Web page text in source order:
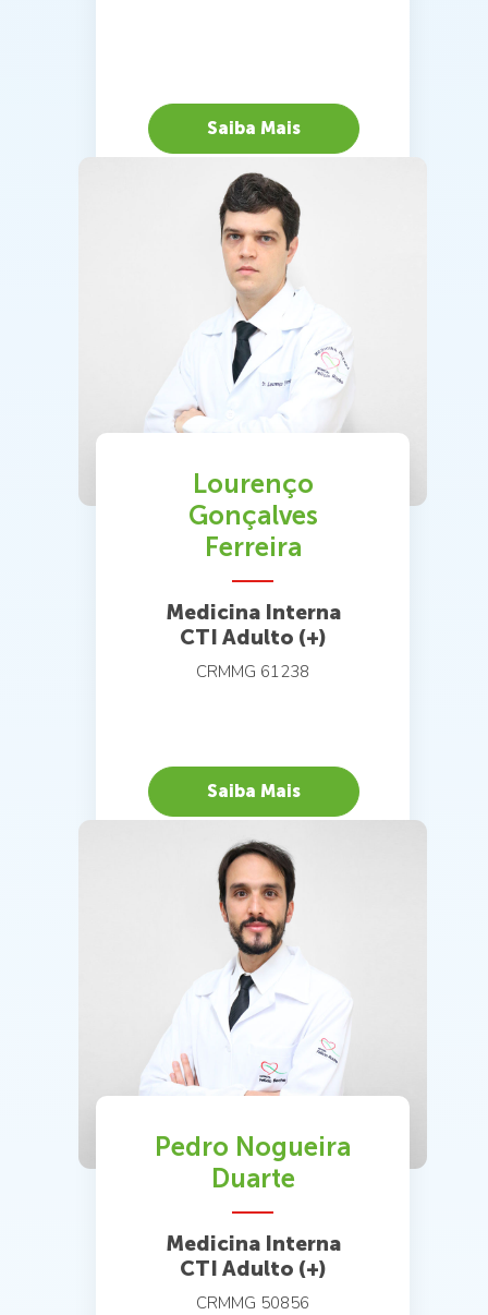
Saiba Mais
Lourenço
Gonçalves
Ferreira
Medicina Interna
CTI Adulto (+)
CRMMG 61238
Saiba Mais
Pedro Nogueira
Duarte
Medicina Interna
CTI Adulto (+)
CRMMG 50856